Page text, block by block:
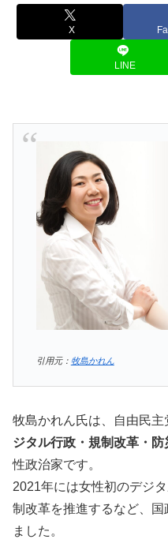
X
LINE
引用元： 牧島かれん
牧島かれん氏は、自由民主
ジタル行政・規制改革・防
性政治家です。
2021年には女性初のデジ
制改革を推進するなど、
ました。